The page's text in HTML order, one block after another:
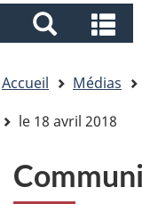
Search
and
menus
and
êtes
ici
Accueil Médias
le 18 avril 2018